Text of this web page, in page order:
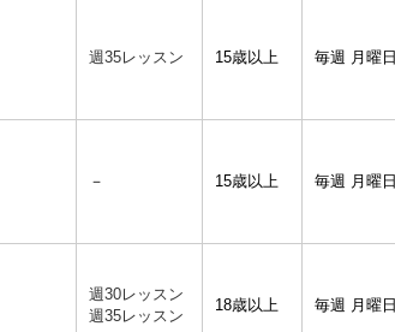
週35レッスン 15歳以上 毎週 月曜日
－ 15歳以上 毎週 月曜日
週30レッスン
週35レッスン
18歳以上 毎週 月曜日